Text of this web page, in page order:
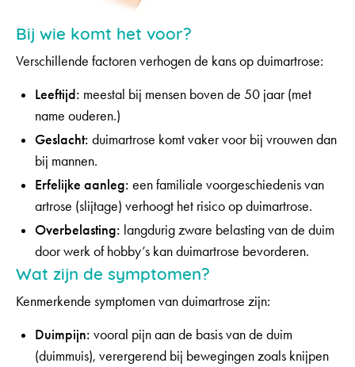
Bij wie komt het voor?
Verschillende factoren verhogen de kans op duimartrose:
Leeftijd: meestal bij mensen boven de 50 jaar (met
name ouderen.)
Geslacht: duimartrose komt vaker voor bij vrouwen dan
bij mannen.
Erfelijke aanleg: een familiale voorgeschiedenis van
artrose (slijtage) verhoogt het risico op duimartrose.
Overbelasting: langdurig zware belasting van de duim
door werk of hobby’s kan duimartrose bevorderen.
Wat zijn de symptomen?
Kenmerkende symptomen van duimartrose zijn:
Duimpijn: vooral pijn aan de basis van de duim
(duimmuis), verergerend bij bewegingen zoals knijpen